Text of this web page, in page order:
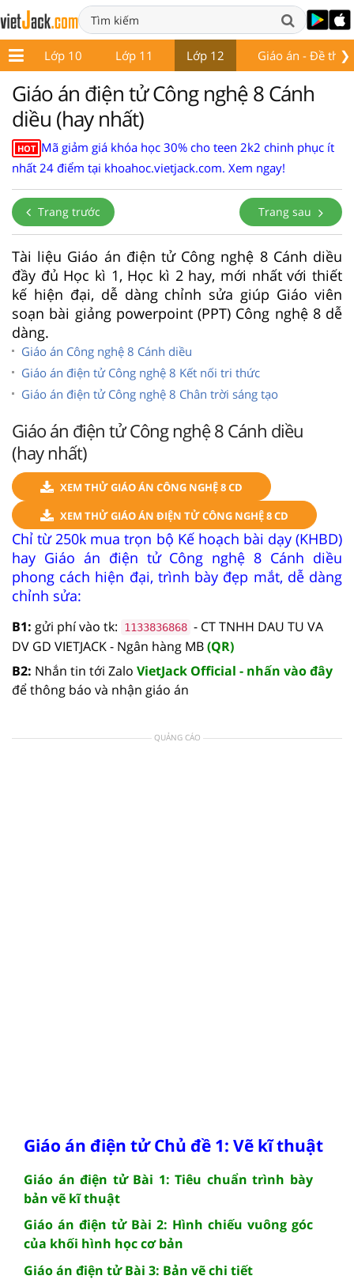
❯
9 Lớp 10 Lớp 11 Lớp 12 Giáo án - Đề thi
Giáo án điện tử Công nghệ 8 Cánh
diều (hay nhất)
HOT Mã giảm giá khóa học 30% cho teen 2k2 chinh phục ít
nhất 24 điểm tại khoahoc.vietjack.com. Xem ngay!
Trang trước Trang sau
Tài liệu Giáo án điện tử Công nghệ 8 Cánh diều
đầy đủ Học kì 1, Học kì 2 hay, mới nhất với thiết
kế hiện đại, dễ dàng chỉnh sửa giúp Giáo viên
soạn bài giảng powerpoint (PPT) Công nghệ 8 dễ
dàng.
Giáo án Công nghệ 8 Cánh diều
Giáo án điện tử Công nghệ 8 Kết nối tri thức
Giáo án điện tử Công nghệ 8 Chân trời sáng tạo
Giáo án điện tử Công nghệ 8 Cánh diều
(hay nhất)
XEM THỬ GIÁO ÁN CÔNG NGHỆ 8 CD
XEM THỬ GIÁO ÁN ĐIỆN TỬ CÔNG NGHỆ 8 CD
Chỉ từ 250k mua trọn bộ Kế hoạch bài dạy (KHBD)
hay Giáo án điện tử Công nghệ 8 Cánh diều
phong cách hiện đại, trình bày đẹp mắt, dễ dàng
chỉnh sửa:
B1: gửi phí vào tk: 1133836868 - CT TNHH DAU TU VA
DV GD VIETJACK - Ngân hàng MB(QR)
B2: Nhắn tin tới Zalo VietJack Official - nhấn vào đây
để thông báo và nhận giáo án
QUẢNG CÁO
Giáo án điện tử Chủ đề 1: Vẽ kĩ thuật
Giáo án điện tử Bài 1: Tiêu chuẩn trình bày
bản vẽ kĩ thuật
Giáo án điện tử Bài 2: Hình chiếu vuông góc
của khối hình học cơ bản
Giáo án điện tử Bài 3: Bản vẽ chi tiết